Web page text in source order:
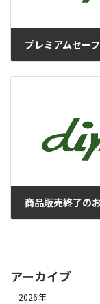
プレミアムセー
商品販売終了の
アーカイブ
2026年